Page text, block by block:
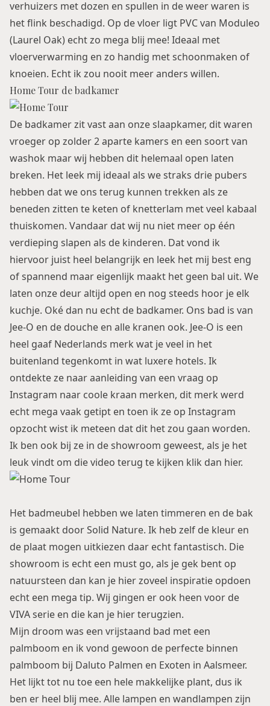
verhuizers met dozen en spullen in de weer waren is
het flink beschadigd. Op de vloer ligt PVC van Moduleo
(Laurel Oak) echt zo mega blij mee! Ideaal met
vloerverwarming en zo handig met schoonmaken of
knoeien. Echt ik zou nooit meer anders willen.
Home Tour de badkamer
De badkamer zit vast aan onze slaapkamer, dit waren
vroeger op zolder 2 aparte kamers en een soort van
washok maar wij hebben dit helemaal open laten
breken. Het leek mij ideaal als we straks drie pubers
hebben dat we ons terug kunnen trekken als ze
beneden zitten te keten of knetterlam met veel kabaal
thuiskomen. Vandaar dat wij nu niet meer op één
verdieping slapen als de kinderen. Dat vond ik
hiervoor juist heel belangrijk en leek het mij best eng
of spannend maar eigenlijk maakt het geen bal uit. We
laten onze deur altijd open en nog steeds hoor je elk
kuchje. Oké dan nu echt de badkamer. Ons bad is van
Jee-O en de douche en alle kranen ook. Jee-O is een
heel gaaf Nederlands merk wat je veel in het
buitenland tegenkomt in wat luxere hotels. Ik
ontdekte ze naar aanleiding van een vraag op
Instagram naar coole kraan merken, dit merk werd
echt mega vaak getipt en toen ik ze op Instagram
opzocht wist ik meteen dat dit het zou gaan worden.
Ik ben ook bij ze in de showroom geweest, als je het
leuk vindt om die video terug te kijken klik dan hier.
Het badmeubel hebben we laten timmeren en de bak
is gemaakt doorSolid Nature. Ik heb zelf de kleur en
de plaat mogen uitkiezen daar echt fantastisch. Die
showroom is echt een must go, als je gek bent op
natuursteen dan kan je hier zoveel inspiratie opdoen
echt een mega tip. Wij gingen er ook heen voor de
VIVA serie en die kan je hierterugzien.
Mijn droom was een vrijstaand bad met een
palmboom en ik vond gewoon de perfecte binnen
palmboom bij Daluto Palmen en Exoten in Aalsmeer.
Het lijkt tot nu toe een hele makkelijke plant, dus ik
ben er heel blij mee. Alle lampen en wandlampen zijn